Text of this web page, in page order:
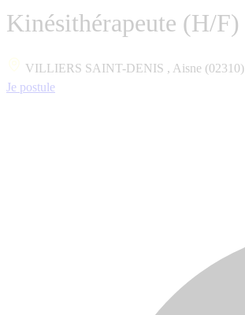
Kinésithérapeute (H/F)
VILLIERS SAINT-DENIS , Aisne (02310)
Je postule